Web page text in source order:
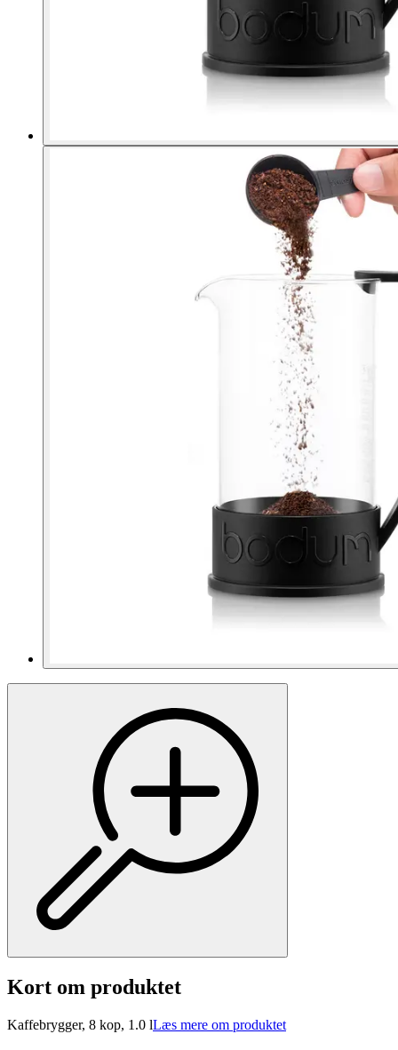
Kort om produktet
Kaffebrygger, 8 kop, 1.0 lLæs mere om produktet